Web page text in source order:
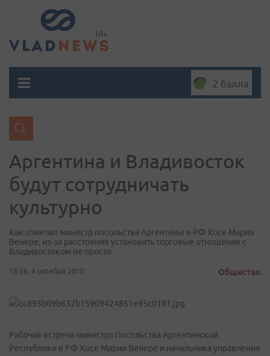
2 балла
Аргентина и Владивосток
будут сотрудничать
культурно
Как отметил министр посольства Аргентины в РФ Хосе Мария
Венере, из-за расстояния установить торговые отношения с
Владивостоком не просто.
18:56, 4 октября 2010 Общество
Рабочая встреча министра Посольства Аргентинской
Республики в РФ Хосе Марии Венере и начальника управления